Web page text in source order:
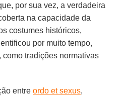
por sua vez, a verdadeira
na capacidade da
costumes históricos,
por muito tempo,
como tradições normativas
entreordo et sexus,